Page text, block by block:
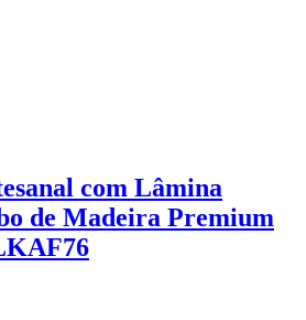
com Lâmina
de Madeira Premium